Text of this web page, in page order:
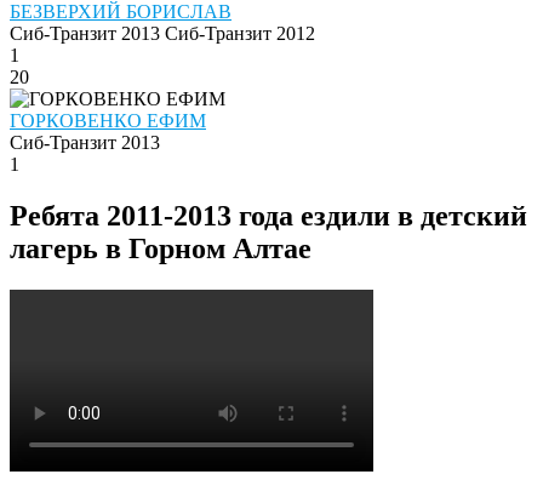
БЕЗВЕРХИЙ БОРИСЛАВ
Сиб-Транзит 2013 Сиб-Транзит 2012
1
20
ГОРКОВЕНКО ЕФИМ
Сиб-Транзит 2013
1
Ребята 2011-2013 года ездили в детский
лагерь в Горном Алтае